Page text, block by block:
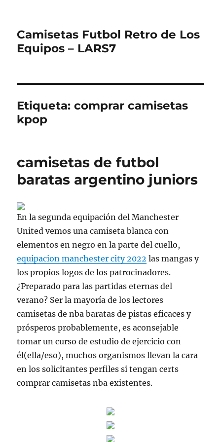
Camisetas Futbol Retro de Los
Equipos – LARS7
Etiqueta:comprar camisetas
kpop
camisetas de futbol
baratas argentino juniors
En la segunda equipación del Manchester
United vemos una camiseta blanca con
elementos en negro en la parte del cuello,
equipacion manchester city 2022 las mangas y
los propios logos de los patrocinadores.
¿Preparado para las partidas eternas del
verano? Ser la mayoría de los lectores
camisetas de nba baratas de pistas eficaces y
prósperos probablemente, es aconsejable
tomar un curso de estudio de ejercicio con
él(ella/eso), muchos organismos llevan la cara
en los solicitantes perfiles si tengan certs
comprar camisetas nba existentes.